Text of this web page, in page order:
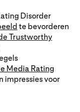
Disorder
te bevorderen
Trustworthy
Media Rating
impressies voor